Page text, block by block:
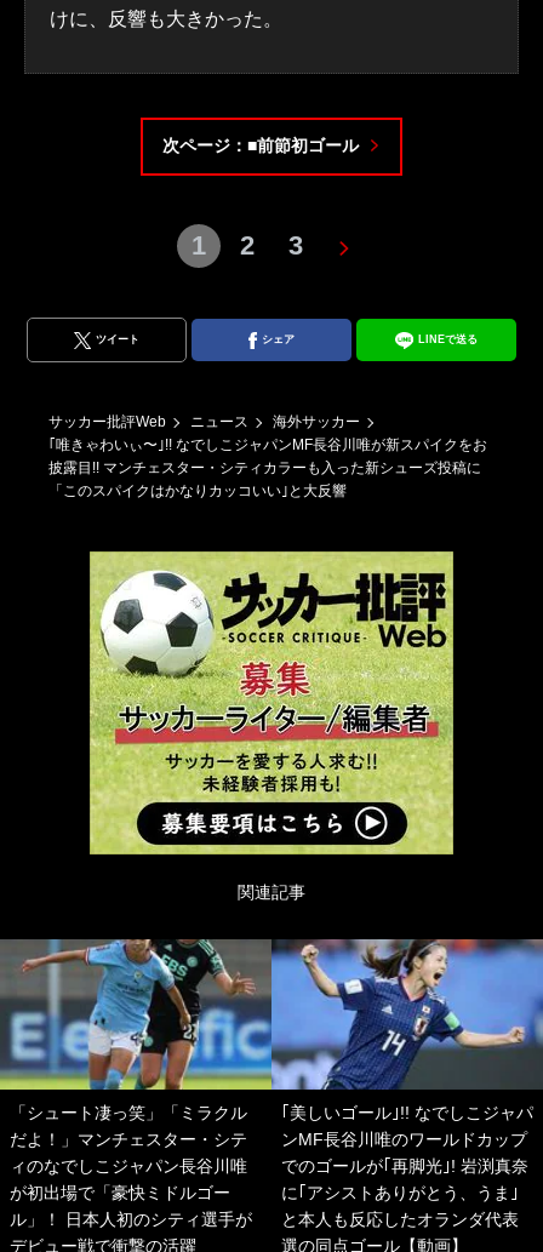
けに、反響も大きかった。
次ページ：■前節初ゴール
1 2 3
ツイート シェア LINEで送る
サッカー批評Web ニュース
海外サッカー
｢唯きゃわいぃ〜｣!! なでしこジャパンMF長谷川唯が新スパイクをお
披露目!! マンチェスター・シティカラーも入った新シューズ投稿に
「このスパイクはかなりカッコいい｣と大反響
関連記事
「シュート凄っ笑」「ミラクル
だよ！」マンチェスター・シテ
ィのなでしこジャパン長谷川唯
が初出場で「豪快ミドルゴー
ル」！ 日本人初のシティ選手が
デビュー戦で衝撃の活躍
｢美しいゴール｣!! なでしこジャパ
ンMF長谷川唯のワールドカップ
でのゴールが｢再脚光｣! 岩渕真奈
に｢アシストありがとう、うま｣
と本人も反応したオランダ代表
選の同点ゴール【動画】